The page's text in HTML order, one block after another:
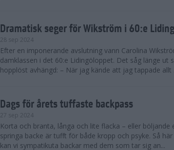
Dramatisk seger för Wikström i 60:e
28 sep 2024
Efter en imponerande avslutning vann Carolina
damklassen i det 60:e Lidingöloppet. Det såg länge ut
hopplöst avhängd: – När jag kände att jag tappade allt
Dags för årets tuffaste backpass
27 sep 2024
Korta och branta, långa och lite flacka – eller böljande
springa backe är tufft för både kropp och psyke. Så
kan vi sympatikuta backar med dem som tar sig an...